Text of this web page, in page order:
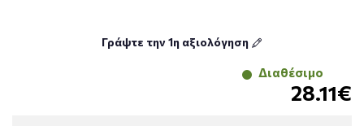
Γράψτε την 1η αξιολόγηση
Διαθέσιμο
28.11€